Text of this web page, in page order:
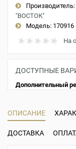
Производитель:
"ВОСТОК"
Модель: 170916
На
ДОСТУПНЫЕ
Дополнительный
ОПИСАНИЕ
ДОСТАВКА